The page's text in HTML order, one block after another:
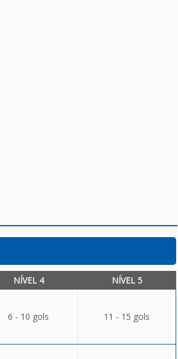
NÍVEL 4 NÍVEL 5
6 - 10 gols 11 - 15 gols